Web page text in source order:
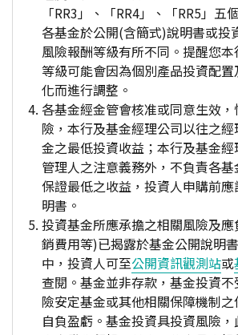
「RR3」、「RR4」、「RR5」五
各基金於公開(含簡式)說明書或投
風險報酬等級有所不同。提醒您
等級可能會因為個別產品投資配
化而進行調整。
各基金經金管會核准或同意生效
險，本行及基金經理公司以往之
金之最低投資收益；本行及基金
管理人之注意義務外，不負責各
保證最低之收益，投資人申購前
明書。
投資基金所應承擔之相關風險及
銷費用等)已揭露於基金公開說明
中，投資人可至公開資訊觀測站或
查閱。基金並非存款，基金投資
險安定基金或其他相關保障機制
自負盈虧。基金投資具投資風險